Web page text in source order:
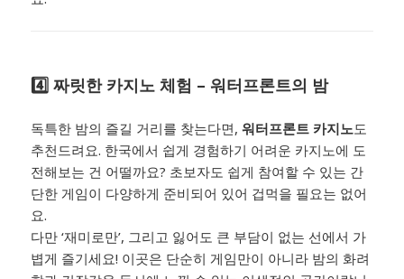
4️⃣ 짜릿한 카지노 체험 – 워터프론트의 밤
독특한 밤의 즐길 거리를 찾는다면,워터프론트 카지노도
추천드려요. 한국에서 쉽게 경험하기 어려운 카지노에 도
전해보는 건 어떨까요? 초보자도 쉽게 참여할 수 있는 간
단한 게임이 다양하게 준비되어 있어 겁먹을 필요는 없어
요.
다만 ‘재미로만’, 그리고 잃어도 큰 부담이 없는 선에서 가
볍게 즐기세요! 이곳은 단순히 게임만이 아니라 밤의 화려